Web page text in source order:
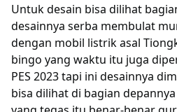
Untuk desain bisa dilihat
desainnya serba membulat
dengan mobil listrik asal
bingo yang waktu itu juga
PES 2023 tapi ini desainnya
bisa dilihat di bagian